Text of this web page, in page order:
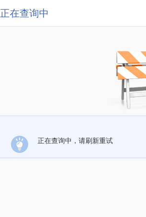
正在查询中
正在查询中，请刷新重试